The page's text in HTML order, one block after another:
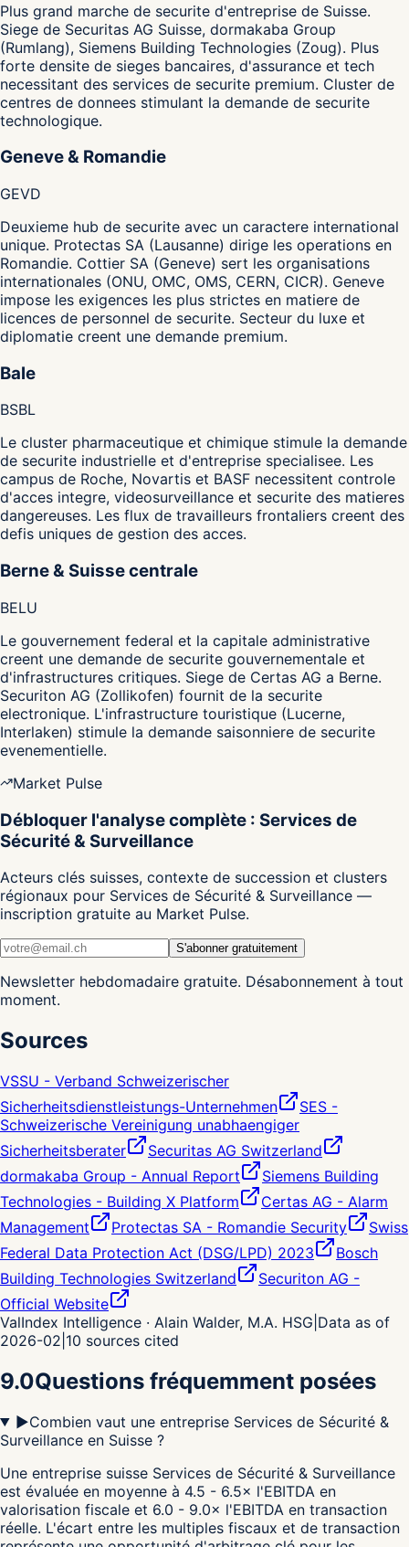
Plus grand marche de securite d'entreprise de Suisse.
Siege de Securitas AG Suisse, dormakaba Group
(Rumlang), Siemens Building Technologies (Zoug). Plus
forte densite de sieges bancaires, d'assurance et tech
necessitant des services de securite premium. Cluster de
centres de donnees stimulant la demande de securite
technologique.
Geneve & Romandie
GEVD
Deuxieme hub de securite avec un caractere international
unique. Protectas SA (Lausanne) dirige les operations en
Romandie. Cottier SA (Geneve) sert les organisations
internationales (ONU, OMC, OMS, CERN, CICR). Geneve
impose les exigences les plus strictes en matiere de
licences de personnel de securite. Secteur du luxe et
diplomatie creent une demande premium.
Bale
BSBL
Le cluster pharmaceutique et chimique stimule la demande
de securite industrielle et d'entreprise specialisee. Les
campus de Roche, Novartis et BASF necessitent controle
d'acces integre, videosurveillance et securite des matieres
dangereuses. Les flux de travailleurs frontaliers creent des
defis uniques de gestion des acces.
Berne & Suisse centrale
BELU
Le gouvernement federal et la capitale administrative
creent une demande de securite gouvernementale et
d'infrastructures critiques. Siege de Certas AG a Berne.
Securiton AG (Zollikofen) fournit de la securite
electronique. L'infrastructure touristique (Lucerne,
Interlaken) stimule la demande saisonniere de securite
evenementielle.
Market Pulse
Débloquer l'analyse complète : Services de
Sécurité & Surveillance
Acteurs clés suisses, contexte de succession et clusters
régionaux pour Services de Sécurité & Surveillance —
inscription gratuite au Market Pulse.
S'abonner gratuitement
Newsletter hebdomadaire gratuite. Désabonnement à tout
moment.
Sources
VSSU - Verband Schweizerischer
Sicherheitsdienstleistungs-Unternehmen
SES -
Schweizerische Vereinigung unabhaengiger
Sicherheitsberater
Securitas AG Switzerland
dormakaba Group - Annual Report
Siemens Building
Technologies - Building X Platform
Certas AG - Alarm
Management
Protectas SA - Romandie Security
Swiss
Federal Data Protection Act (DSG/LPD) 2023
Bosch
Building Technologies Switzerland
Securiton AG -
Official Website
ValIndex Intelligence · Alain Walder, M.A. HSG Data as of
2026-02 10 sources cited
9.0Questions fréquemment posées
▶Combien vaut une entreprise Services de Sécurité &
Surveillance en Suisse ?
Une entreprise suisse Services de Sécurité & Surveillance
est évaluée en moyenne à 4.5 - 6.5× l'EBITDA en
valorisation fiscale et 6.0 - 9.0× l'EBITDA en transaction
réelle. L'écart entre les multiples fiscaux et de transaction